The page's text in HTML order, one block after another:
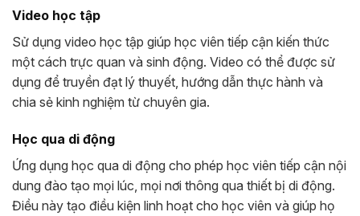
Video học tập
Sử dụng video học tập giúp học viên tiếp cận kiến thức
một cách trực quan và sinh động. Video có thể được sử
dụng để truyền đạt lý thuyết, hướng dẫn thực hành và
chia sẻ kinh nghiệm từ chuyên gia.
Học qua di động
Ứng dụng học qua di động cho phép học viên tiếp cận nội
dung đào tạo mọi lúc, mọi nơi thông qua thiết bị di động.
Điều này tạo điều kiện linh hoạt cho học viên và giúp họ